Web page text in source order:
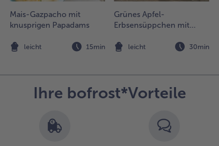
und
je einem
Mais-Gazpacho mit
knusprigen Papadams
leicht 15min
Grünes Apfel-
Erbsensüppchen mit
leicht 30min
Ihre bofrost*Vorteile